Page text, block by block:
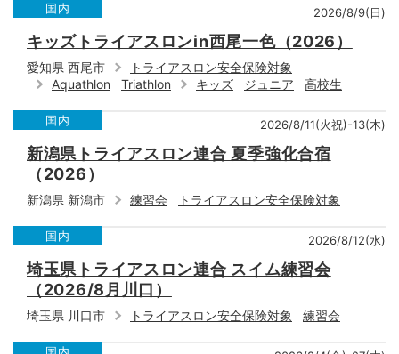
国内 2026/8/9(日)
キッズトライアスロンin西尾一色（2026）
愛知県 西尾市
トライアスロン安全保険対象
Aquathlon
Triathlon キッズ ジュニア 高校生
国内 2026/8/11(火祝)-13(木)
新潟県トライアスロン連合 夏季強化合宿
（2026）
新潟県 新潟市 練習会 トライアスロン安全保険対象
国内 2026/8/12(水)
埼玉県トライアスロン連合 スイム練習会
（2026/8月川口）
埼玉県 川口市 トライアスロン安全保険対象 練習会